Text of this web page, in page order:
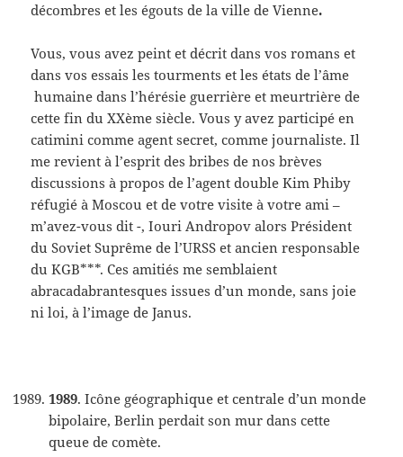
décombres et les égouts de la ville de Vienne.
Vous, vous avez peint et décrit dans vos romans et
dans vos essais les tourments et les états de l’âme
humaine dans l’hérésie guerrière et meurtrière de
cette fin du XXème siècle. Vous y avez participé en
catimini comme agent secret, comme journaliste. Il
me revient à l’esprit des bribes de nos brèves
discussions à propos de l’agent double Kim Phiby
réfugié à Moscou et de votre visite à votre ami –
m’avez-vous dit -, Iouri Andropov alors Président
du Soviet Suprême de l’URSS et ancien responsable
du KGB***. Ces amitiés me semblaient
abracadabrantesques issues d’un monde, sans joie
ni loi, à l’image de Janus.
1989. Icône géographique et centrale d’un monde
bipolaire, Berlin perdait son mur dans cette
queue de comète.